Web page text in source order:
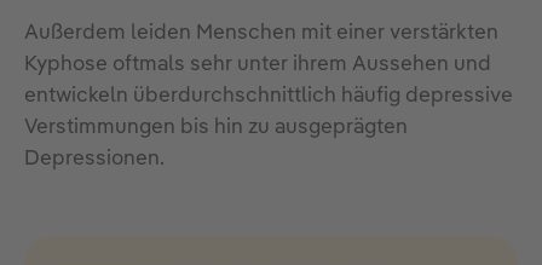
Außerdem leiden Menschen mit einer verstärkten
Kyphose oftmals sehr unter ihrem Aussehen und
entwickeln überdurchschnittlich häufig depressive
Verstimmungen bis hin zu ausgeprägten
Depressionen.